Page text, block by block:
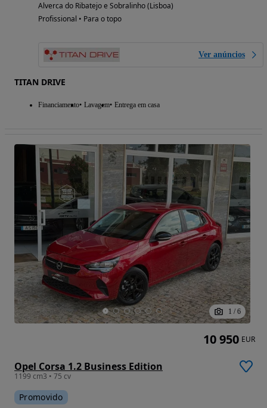
Alverca do Ribatejo e Sobralinho (Lisboa)
Profissional • Para o topo
Ver anúncios
TITAN DRIVE
Financiamento Lavagem Entrega em casa
1 / 6
Opel Corsa 1.2 Business Edition
1199 cm3 • 75 cv
Promovido
10 950 EUR